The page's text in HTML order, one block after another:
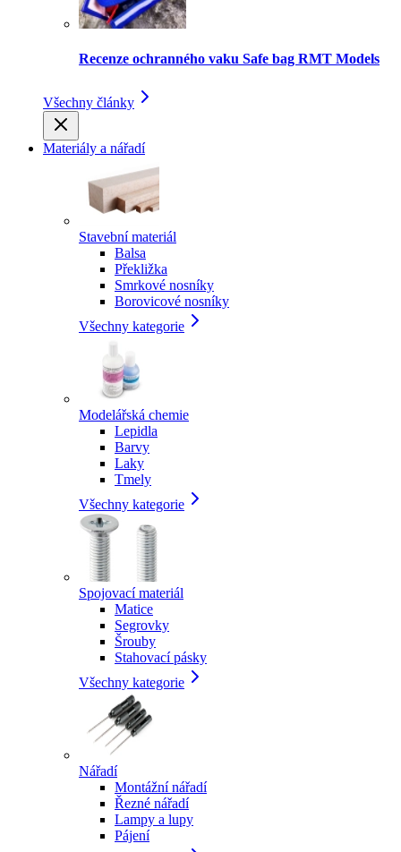
Recenze ochranného vaku Safe bag RMT Models
Všechny články
Materiály a nářadí
Stavební materiál
Balsa
Překližka
Smrkové nosníky
Borovicové nosníky
Všechny kategorie
Modelářská chemie
Lepidla
Barvy
Laky
Tmely
Všechny kategorie
Spojovací materiál
Matice
Segrovky
Šrouby
Stahovací pásky
Všechny kategorie
Nářadí
Montážní nářadí
Řezné nářadí
Lampy a lupy
Pájení